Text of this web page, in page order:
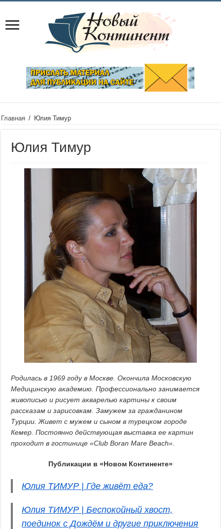
Главная / Юлия Тимур
Юлия Тимур
Родилась в 1969 году в Москве. Окончила Московскую
Медицинскую академию. Профессионально занимается
живописью и рисует акварелью картины к своим
рассказам и зарисовкам. Замужем за гражданином
Турции. Живет с мужем и сыном в турецком городе
Кемер. Постоянно действующая выставка ее картин
проходит в гостинице «Club Boran Mare Beach».
Публикации в «Новом Континенте»
Юлия ТИМУР | Где живёт еда?
Юлия ТИМУР | Беспокойный хвост,
поединок с Дождём и другие приключения